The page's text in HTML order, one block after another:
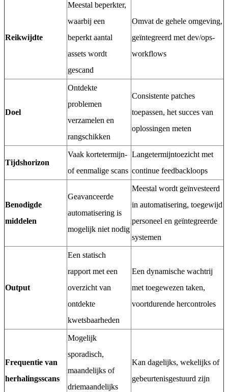
Reikwijdte
Meestal beperkter,
waarbij een
beperkt aantal
assets wordt
gescand
Omvat de gehele omgeving,
geïntegreerd met dev/ops-
workflows
Doel
Ontdekte
problemen
verzamelen en
rangschikken
Consistente patches
toepassen, het succes van
oplossingen meten
Tijdshorizon
Vaak kortetermijn-
of eenmalige scans
Langetermijntoezicht met
continue feedbackloops
Benodigde
middelen
Geavanceerde
automatisering is
mogelijk niet nodig
Meestal wordt geïnvesteerd
in automatisering, toegewijd
personeel en geïntegreerde
systemen
Output
Een statisch
rapport met een
overzicht van
ontdekte
kwetsbaarheden
Een dynamische wachtrij
met toegewezen taken,
voortdurende hercontroles
Frequentie van
herhalingsscans
Mogelijk
sporadisch,
maandelijks of
driemaandelijks
Kan dagelijks, wekelijks of
gebeurtenisgestuurd zijn